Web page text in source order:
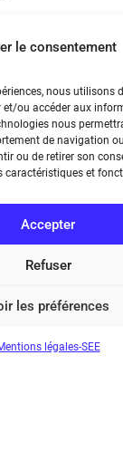
le consentement
nous utilisons
et/ou accéder aux
nous
de navigation
ou de retirer son
caractéristiques et
Accepter
Refuser
les préférences
légales-SEE
de l’Electronique et
75116 Paris
6 et « Iéna » Ligne
90 37 17
232, Code APE :